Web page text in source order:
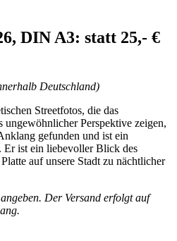
DIN A3: statt 25,- €
Deutschland)
Streetfotos, die das
ungewöhnlicher Perspektive zeigen,
gefunden und ist ein
Er ist ein liebevoller Blick des
auf unsere Stadt zu nächtlicher
Der Versand erfolgt auf